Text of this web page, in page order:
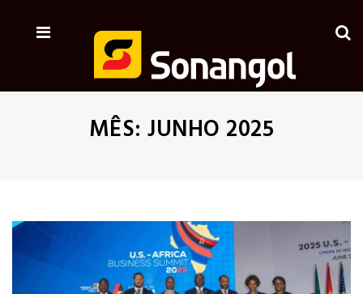
MÊS:JUNHO 2025